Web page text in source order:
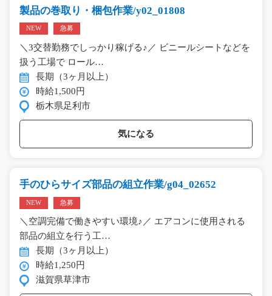
製品の巻取り・梱包作業/y02_01808
NEW 急募
＼3交替勤務でしっかり稼げる♪／ ビニールシートなどを
扱う工場で ロール…
長期（3ヶ月以上）
時給1,500円
栃木県足利市
気になる
手のひらサイズ部品の組立作業/g04_02652
NEW 急募
＼空調完備で働きやすい環境♪／ エアコンに使用される
部品の組立を行う工…
長期（3ヶ月以上）
時給1,250円
滋賀県草津市